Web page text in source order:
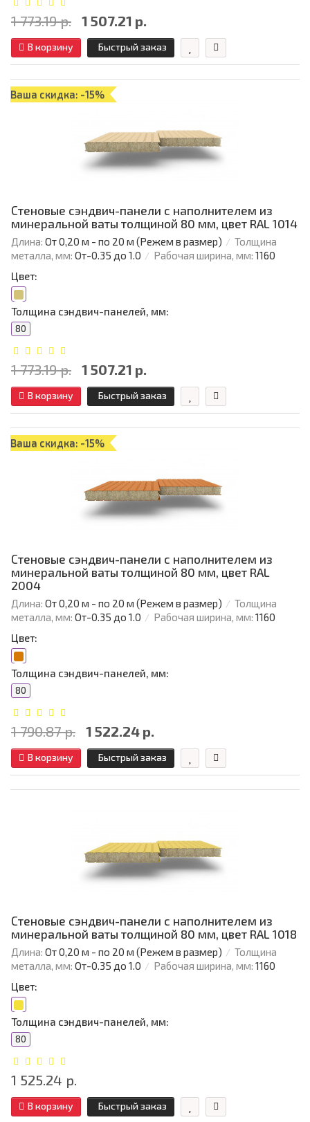
1 773.19 р. 1 507.21 р.
В корзину Быстрый заказ
Ваша скидка: -15%
Стеновые сэндвич-панели с наполнителем из
минеральной ваты толщиной 80 мм, цвет RAL 1014
Длина: От 0,20 м - по 20 м (Режем в размер)
Толщина
металла, мм: От-0.35 до 1.0 Рабочая ширина, мм: 1160
Цвет:
Толщина сэндвич-панелей, мм:
80
1 773.19 р. 1 507.21 р.
В корзину Быстрый заказ
Ваша скидка: -15%
Стеновые сэндвич-панели с наполнителем из
минеральной ваты толщиной 80 мм, цвет RAL
2004
Длина: От 0,20 м - по 20 м (Режем в размер)
Толщина
металла, мм: От-0.35 до 1.0 Рабочая ширина, мм: 1160
Цвет:
Толщина сэндвич-панелей, мм:
80
1 790.87 р. 1 522.24 р.
В корзину Быстрый заказ
Стеновые сэндвич-панели с наполнителем из
минеральной ваты толщиной 80 мм, цвет RAL 1018
Длина: От 0,20 м - по 20 м (Режем в размер)
Толщина
металла, мм: От-0.35 до 1.0 Рабочая ширина, мм: 1160
Цвет:
Толщина сэндвич-панелей, мм:
80
1 525.24 р.
В корзину Быстрый заказ